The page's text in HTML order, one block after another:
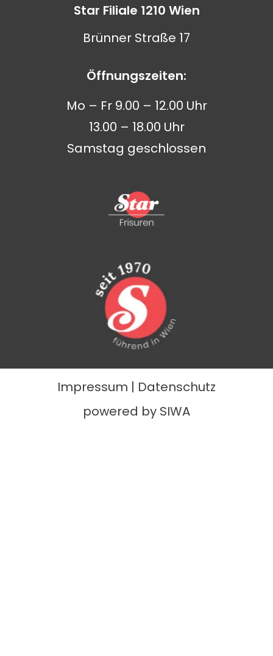
Star Filiale 1210 Wien
Brünner Straße 17
Öffnungszeiten:
Mo – Fr 9.00 – 12.00 Uhr
13.00 – 18.00 Uhr
Samstag geschlossen
Impressum | Datenschutz
powered by SIWA